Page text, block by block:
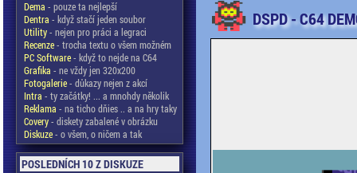
Dema - pouze ta nejlepší
Dentra - když stačí jeden soubor
Utility- nejen pro práci a legraci
Recenze- trocha textu o všem možném
PC Software- když to nejde na C64
Grafika - ne vždy jen 320x200
Fotogalerie- důkazy nejen z akcí
Intra - ty začátky! ... a mnohdy několik
Reklama - na ticho dňies .. a na hry taky
Covery- diskety zabalené v obrázku
Diskuze- o všem, o ničem a tak
POSLEDNÍCH 10 Z DISKUZE
DSPD - C64